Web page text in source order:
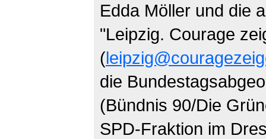
Edda Möller und die
"Leipzig. Courage
(
die
(Bündnis 90/Die
SPD-Fraktion im